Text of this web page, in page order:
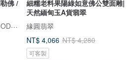
佛 /
磨樣台中翡翠玉鐲專賣店MODE YANG
細糯老料果陽綠如意佛公雙面雕|
天然緬甸玉A貨翡翠
緣圓翡翠
NT$ 4,066 NT$ 4,280
可客製